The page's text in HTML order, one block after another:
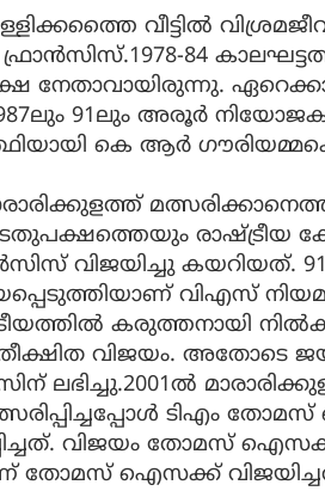
വീട്ടില്‍
84
നേതാവായിരുന്നു.
91ലും അരൂര്‍
കെ ആര്‍
രാഷ്ട്രീയ
വിജയിച്ചു കയറിയത്.
വിഎസ്
കരുത്തനായി
വിജയം. അതോടെ
ലഭിച്ചു.2001ല്‍
ടിഎം
വിജയം തോമസ്
തോമസ് ഐസക്ക്